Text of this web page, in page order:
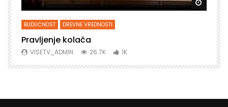
Gledaj kasnije
BUDUĆNOST DREVNE VREDNOSTI
Pravljenje kolača
VISETV_ADMIN 26.7K 1K